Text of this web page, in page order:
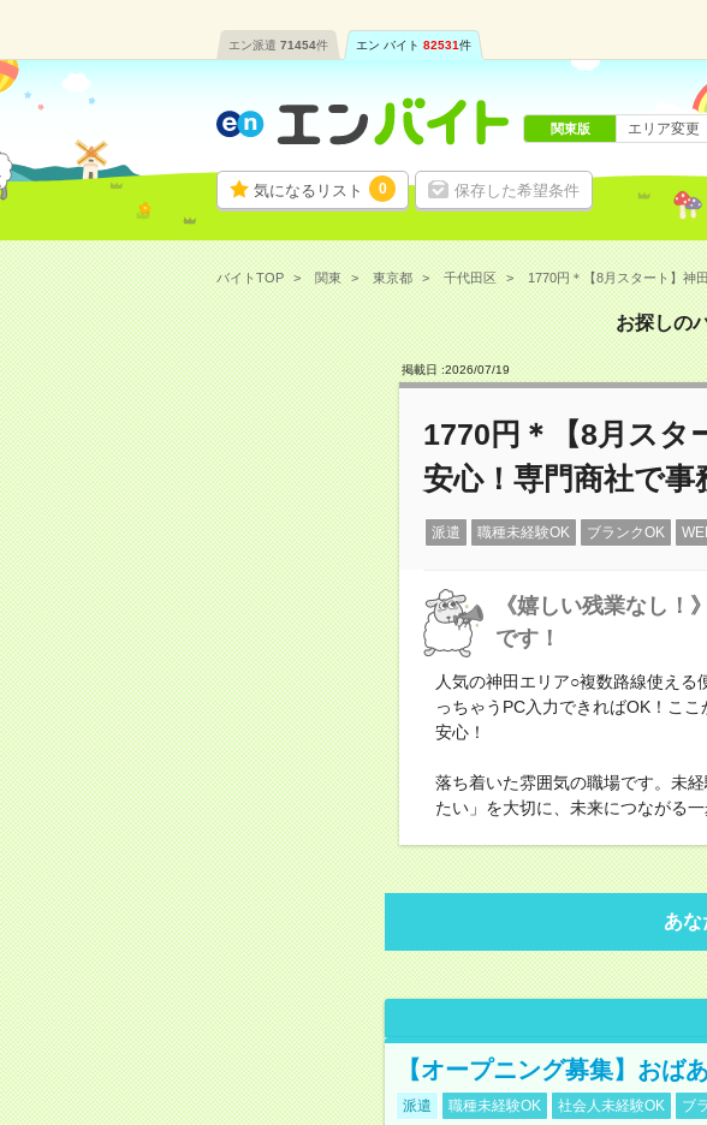
エン派遣 71454件 エン バイト 82531件
気になるリスト 0 保存した希望条件
関東版 エリア変更
バイトTOP 関東 東京都 千代田区 1770円＊【8月スタート】神
お探しの
掲載日 :2026/07/19
1770円＊【8月スタ
安心！専門商社で事
派遣 職種未経験OK ブランクOK
《嬉しい残業なし
です！
人気の神田エリア○複数路線使え
っちゃうPC入力できればOK！こ
安心！
落ち着いた雰囲気の職場です。未
たい」を大切に、未来につながる一
あな
【オープニング募集】おば
派遣 職種未経験OK 社会人未経験OK ブ